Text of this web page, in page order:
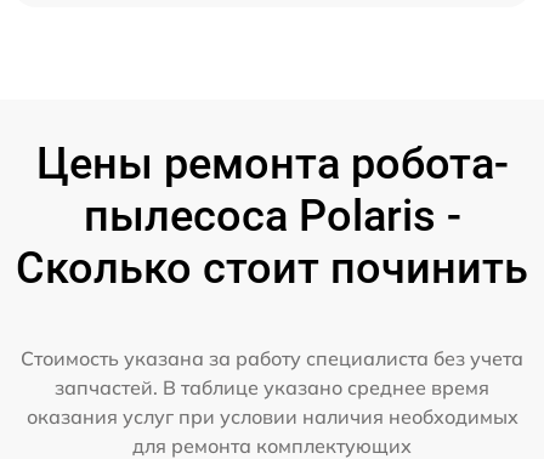
Цены ремонта робота-
пылесоса Polaris -
Сколько стоит починить
Стоимость указана за работу специалиста без учета
запчастей. В таблице указано среднее время
оказания услуг при условии наличия необходимых
для ремонта комплектующих